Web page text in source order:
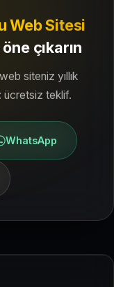
Web Sitesi
çıkarın
siteniz yıllık
ücretsiz teklif.
WhatsApp